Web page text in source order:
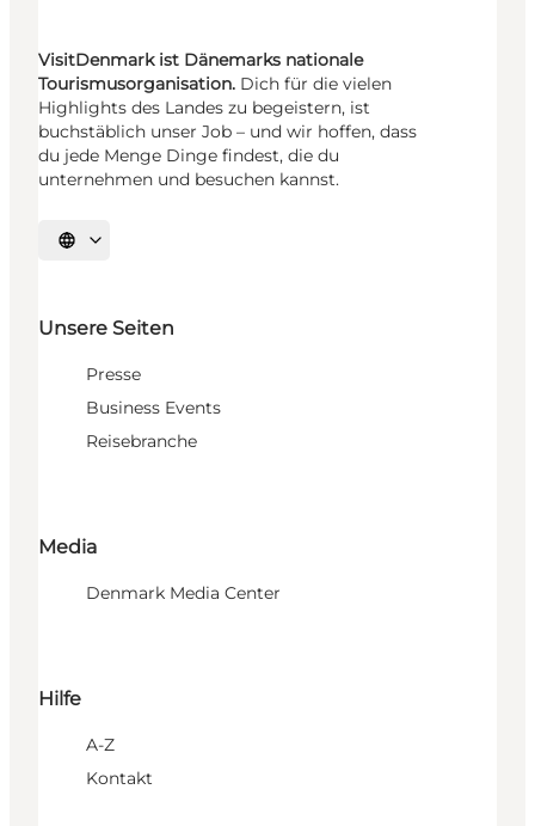
VisitDenmark ist Dänemarks nationale
Tourismusorganisation. Dich für die vielen
Highlights des Landes zu begeistern, ist
buchstäblich unser Job – und wir hoffen, dass
du jede Menge Dinge findest, die du
unternehmen und besuchen kannst.
Sprache auswählen
Unsere Seiten
Presse
Business Events
Reisebranche
Media
Denmark Media Center
Hilfe
A-Z
Kontakt